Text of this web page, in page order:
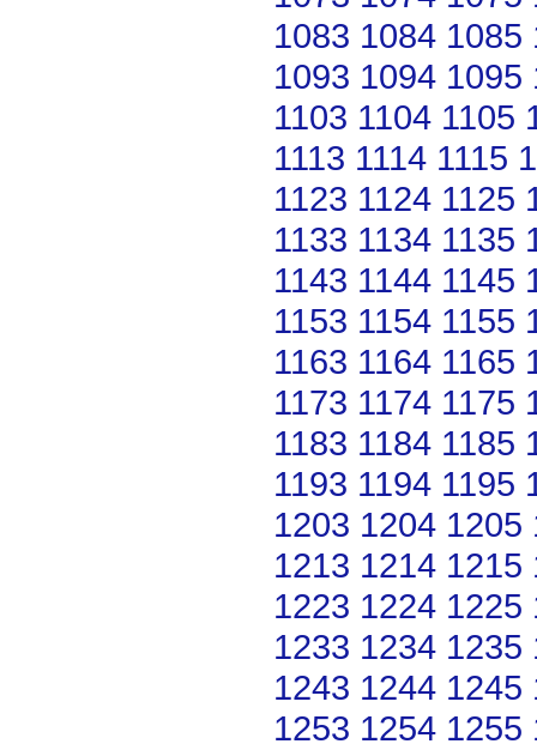
1083 1084 1085
1093 1094 1095
1103 1104 1105
1113 1114 1115
1123 1124 1125
1133 1134 1135
1143 1144 1145
1153 1154 1155
1163 1164 1165
1173 1174 1175
1183 1184 1185
1193 1194 1195
1203 1204 1205
1213 1214 1215
1223 1224 1225
1233 1234 1235
1243 1244 1245
1253 1254 1255